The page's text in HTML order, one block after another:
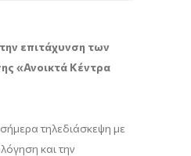
επιτάχυνση των
«Ανοικτά Κέντρα
τηλεδιάσκεψη με
και την